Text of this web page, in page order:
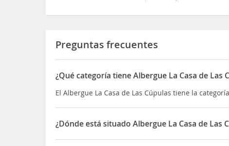
Preguntas frecuentes
¿Qué categoría tiene Albergue La Casa de Las
El Albergue La Casa de Las Cúpulas tiene la
¿Dónde está situado Albergue La Casa de Las
El Albergue La Casa de Las Cúpulas está situado en